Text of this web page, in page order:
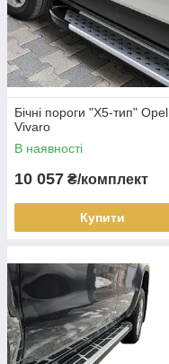
Бічні пороги "X5-тип" Opel
Vivaro
В наявності
10 057 ₴/комплект
Купити